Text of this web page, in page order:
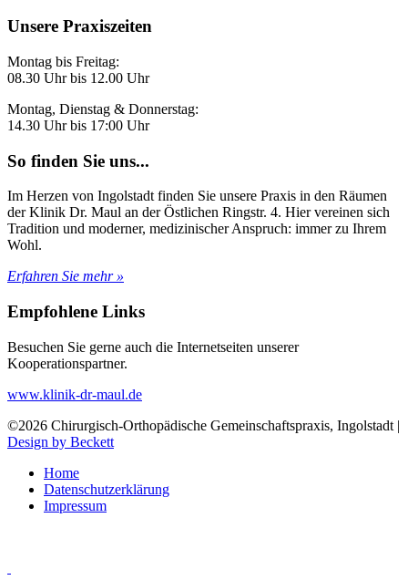
Unsere Praxiszeiten
Montag bis Freitag:
08.30 Uhr bis 12.00 Uhr
Montag, Dienstag & Donnerstag:
14.30 Uhr bis 17:00 Uhr
So finden Sie uns...
Im Herzen von Ingolstadt finden Sie unsere Praxis in den Räumen
der Klinik Dr. Maul an der Östlichen Ringstr. 4. Hier vereinen sich
Tradition und moderner, medizinischer Anspruch: immer zu Ihrem
Wohl.
Erfahren Sie mehr »
Empfohlene Links
Besuchen Sie gerne auch die Internetseiten unserer
Kooperationspartner.
www.klinik-dr-maul.de
©2026 Chirurgisch-Orthopädische Gemeinschaftspraxis, Ingolstadt |
Design by Beckett
Home
Datenschutzerklärung
Impressum